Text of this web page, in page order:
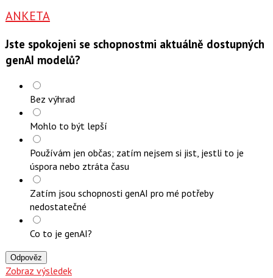
ANKETA
Jste spokojeni se schopnostmi aktuálně dostupných
genAI modelů?
Bez výhrad
Mohlo to být lepší
Používám jen občas; zatím nejsem si jist, jestli to je
úspora nebo ztráta času
Zatím jsou schopnosti genAI pro mé potřeby
nedostatečné
Co to je genAI?
Odpověz
Zobraz výsledek